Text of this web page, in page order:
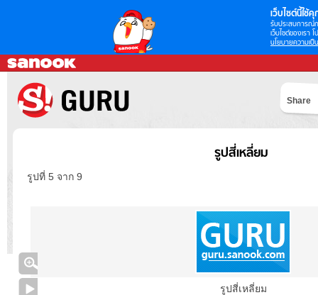
เว็บไซต์นี้ใช้คุ
รับประสบการณ์
เว็บไซต์ของเรา
นโยบายความเป็
Share
รูปสี่เหลี่ยม
รูปที่ 5 จาก 9
รูปสี่เหลี่ยม